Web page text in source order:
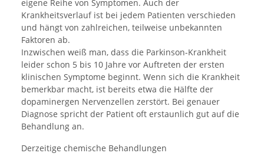
eigene Reihe von Symptomen. Auch der
Krankheitsverlauf ist bei jedem Patienten verschieden
und hängt von zahlreichen, teilweise unbekannten
Faktoren ab.
Inzwischen weiß man, dass die Parkinson-Krankheit
leider schon 5 bis 10 Jahre vor Auftreten der ersten
klinischen Symptome beginnt. Wenn sich die Krankheit
bemerkbar macht, ist bereits etwa die Hälfte der
dopaminergen Nervenzellen zerstört. Bei genauer
Diagnose spricht der Patient oft erstaunlich gut auf die
Behandlung an.
Derzeitige chemische Behandlungen